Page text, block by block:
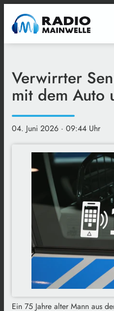
Verwirrter
mit dem Auto
04. Juni 2026 · 09:44 Uhr
Ein 75 Jahre alter Mann aus